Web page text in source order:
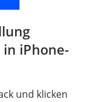
iPhone-
und klicken